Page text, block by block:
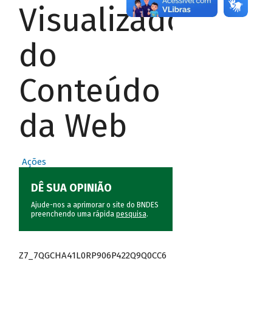
Visualizador
do
Conteúdo
da Web
Ações
DÊ SUA OPINIÃO
Ajude-nos a aprimorar o site do BNDES
preenchendo uma rápida pesquisa.
Z7_7QGCHA41L0RP906P422Q9Q0CC6